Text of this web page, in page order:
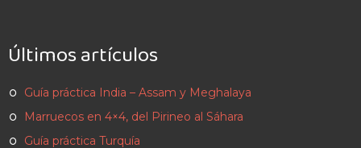
Últimos artículos
Guía práctica India – Assam y Meghalaya
Marruecos en 4×4, del Pirineo al Sáhara
Guía práctica Turquía